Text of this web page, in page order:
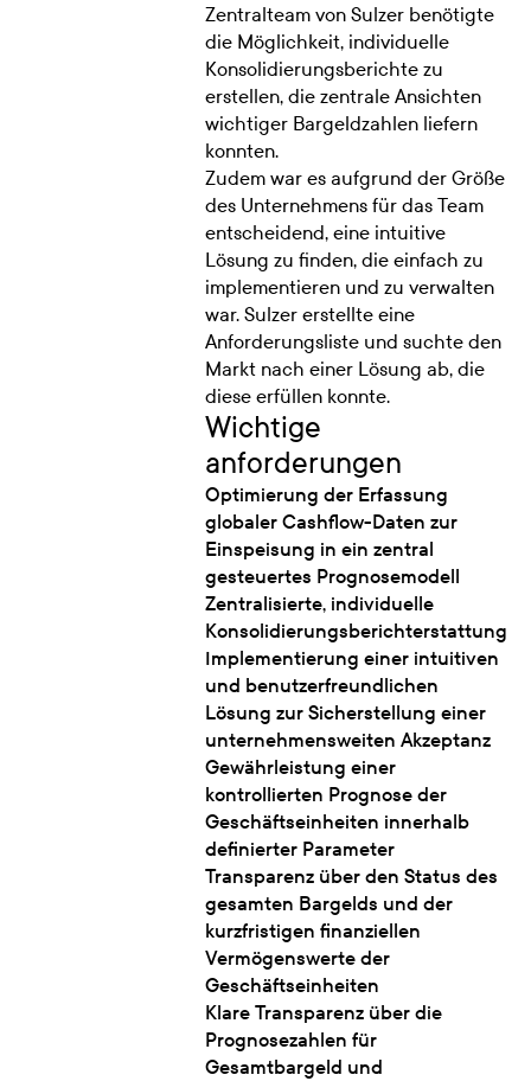
Zentralteam von Sulzer benötigte
die Möglichkeit, individuelle
Konsolidierungsberichte zu
erstellen, die zentrale Ansichten
wichtiger Bargeldzahlen liefern
konnten.
Zudem war es aufgrund der Größe
des Unternehmens für das Team
entscheidend, eine intuitive
Lösung zu finden, die einfach zu
implementieren und zu verwalten
war. Sulzer erstellte eine
Anforderungsliste und suchte den
Markt nach einer Lösung ab, die
diese erfüllen konnte.
Wichtige
anforderungen
Optimierung der Erfassung
globaler Cashflow-Daten zur
Einspeisung in ein zentral
gesteuertes Prognosemodell
Zentralisierte, individuelle
Konsolidierungsberichterstattung
Implementierung einer intuitiven
und benutzerfreundlichen
Lösung zur Sicherstellung einer
unternehmensweiten Akzeptanz
Gewährleistung einer
kontrollierten Prognose der
Geschäftseinheiten innerhalb
definierter Parameter
Transparenz über den Status des
gesamten Bargelds und der
kurzfristigen finanziellen
Vermögenswerte der
Geschäftseinheiten
Klare Transparenz über die
Prognosezahlen für
Gesamtbargeld und